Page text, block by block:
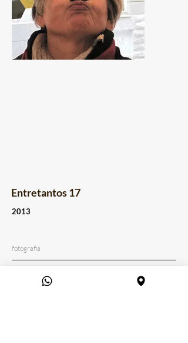
Entretantos 17
2013
fotografia
Série Cetro/Entretantos